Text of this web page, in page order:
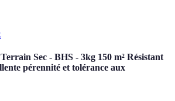
Sec - BHS - 3kg 150 m² Résistant
pérennité et tolérance aux